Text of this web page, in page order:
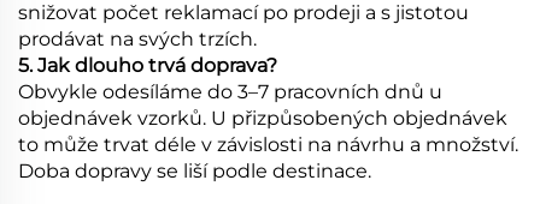
snižovat počet reklamací po prodeji a s jistotou
prodávat na svých trzích.
5. Jak dlouho trvá doprava?
Obvykle odesíláme do 3–7 pracovních dnů u
objednávek vzorků. U přizpůsobených objednávek
to může trvat déle v závislosti na návrhu a množství.
Doba dopravy se liší podle destinace.